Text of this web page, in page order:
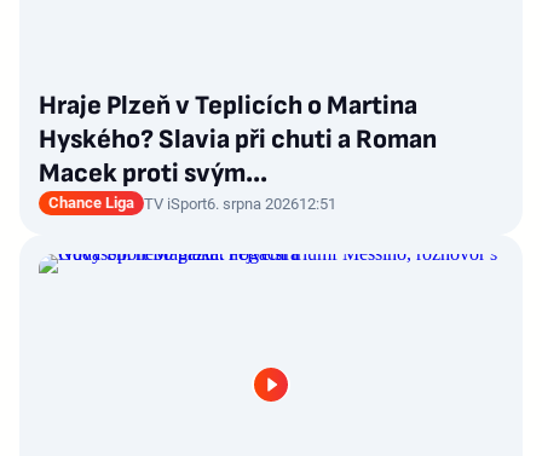
Hraje Plzeň v Teplicích o Martina
Hyského? Slavia při chuti a Roman
Macek proti svým…
Chance Liga TV iSport6. srpna 202612:51